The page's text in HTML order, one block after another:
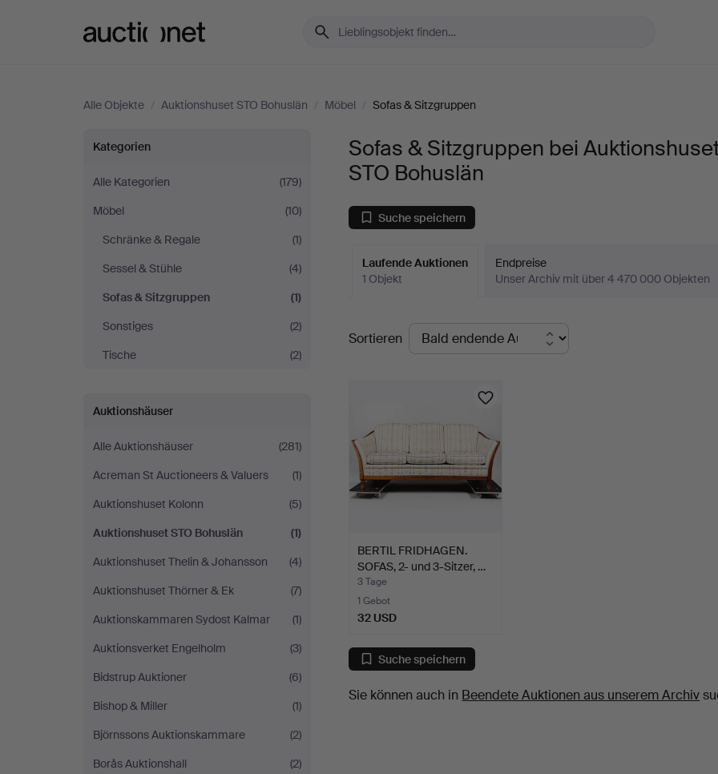
Alle Objekte / Auktionshuset STO Bohuslän / Möbel / Sofas & Sitzgruppen
Sofas
&
Sitzgruppen
bei
Auktionshuset
STO
Kategorien
Alle Kategorien
(179)
Möbel
(10)
Schränke & Regale
(1)
Sessel & Stühle
(4)
Sofas & Sitzgruppen
(1)
Sonstiges
(2)
Tische
(2)
Auktionshäuser
Alle Auktionshäuser
(281)
Acreman St Auctioneers & Valuers
(1)
Auktionshuset Kolonn
(5)
Auktionshuset STO Bohuslän
(1)
Auktionshuset Thelin & Johansson
(4)
Auktionshuset Thörner & Ek
(7)
Auktionskammaren Sydost Kalmar
(1)
Auktionsverket Engelholm
(3)
Bidstrup Auktioner
(6)
Bishop & Miller
(1)
Björnssons Auktionskammare
(2)
Borås Auktionshall
(2)
Sofas & Sitzgruppen bei
STO Bohuslän
Suche speichern
Laufende Auktionen
1 Objekt
Endpreise
Unser Archiv mit über 4 470 000 Objekten
Laufende
Auktionen
Sortieren
BERTIL FRIDHAGEN.
SOFAS, 2- und 3-Sitzer, …
3 Tage
1 Gebot
32 USD
Suche speichern
Sie können auch in Beendete Auktionen aus unserem Archiv